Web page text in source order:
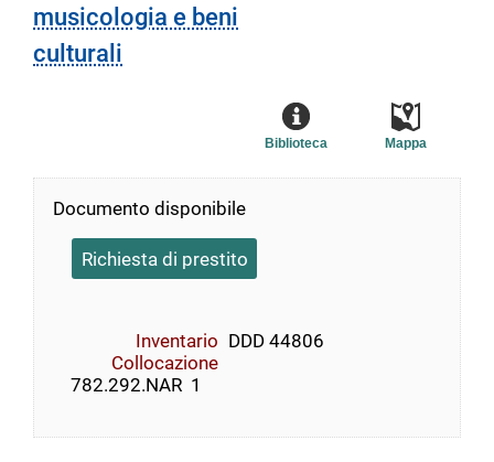
musicologia e beni
culturali
Mappa
Biblioteca
Documento disponibile
Richiesta di prestito
Inventario DDD 44806
Collocazione
    782.292.NAR  1